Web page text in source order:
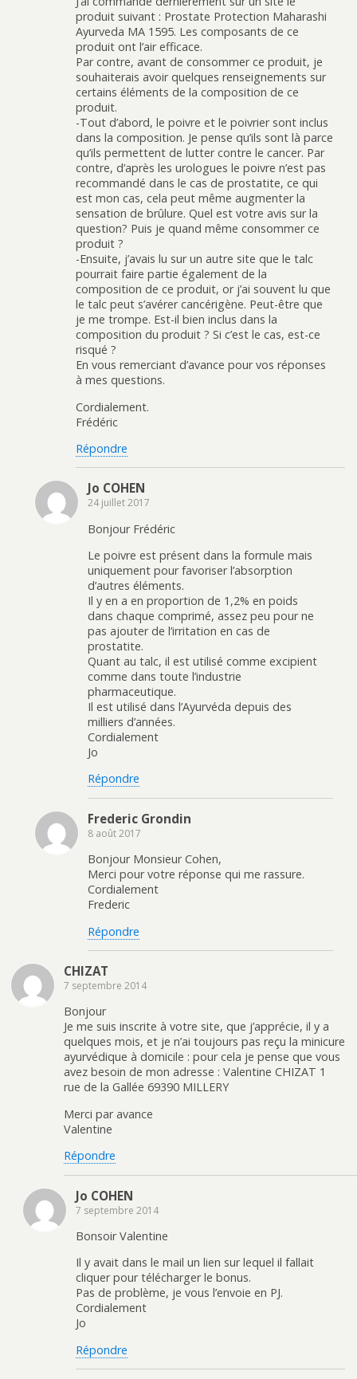
produit suivant : Prostate Protection Maharashi
Ayurveda MA 1595. Les composants de ce
produit ont l’air efficace.
Par contre, avant de consommer ce produit, je
souhaiterais avoir quelques renseignements sur
certains éléments de la composition de ce
produit.
-Tout d’abord, le poivre et le poivrier sont inclus
dans la composition. Je pense qu’ils sont là parce
qu’ils permettent de lutter contre le cancer. Par
contre, d’après les urologues le poivre n’est pas
recommandé dans le cas de prostatite, ce qui
est mon cas, cela peut même augmenter la
sensation de brûlure. Quel est votre avis sur la
question? Puis je quand même consommer ce
produit ?
-Ensuite, j’avais lu sur un autre site que le talc
pourrait faire partie également de la
composition de ce produit, or j’ai souvent lu que
le talc peut s’avérer cancérigène. Peut-être que
je me trompe. Est-il bien inclus dans la
composition du produit ? Si c’est le cas, est-ce
risqué ?
En vous remerciant d’avance pour vos réponses
à mes questions.
Cordialement.
Frédéric
Répondre
Jo COHEN
24 juillet 2017
Bonjour Frédéric
Le poivre est présent dans la formule mais
uniquement pour favoriser l’absorption
d’autres éléments.
Il y en a en proportion de 1,2% en poids
dans chaque comprimé, assez peu pour ne
pas ajouter de l’irritation en cas de
prostatite.
Quant au talc, il est utilisé comme excipient
comme dans toute l’industrie
pharmaceutique.
Il est utilisé dans l’Ayurvéda depuis des
milliers d’années.
Cordialement
Jo
Répondre
Frederic Grondin
8 août 2017
Bonjour Monsieur Cohen,
Merci pour votre réponse qui me rassure.
Cordialement
Frederic
Répondre
CHIZAT
7 septembre 2014
Bonjour
Je me suis inscrite à votre site, que j’apprécie, il y a
quelques mois, et je n’ai toujours pas reçu la minicure
ayurvédique à domicile : pour cela je pense que vous
avez besoin de mon adresse : Valentine CHIZAT 1
rue de la Gallée 69390 MILLERY
Merci par avance
Valentine
Répondre
Jo COHEN
7 septembre 2014
Bonsoir Valentine
Il y avait dans le mail un lien sur lequel il fallait
cliquer pour télécharger le bonus.
Pas de problème, je vous l’envoie en PJ.
Cordialement
Jo
Répondre